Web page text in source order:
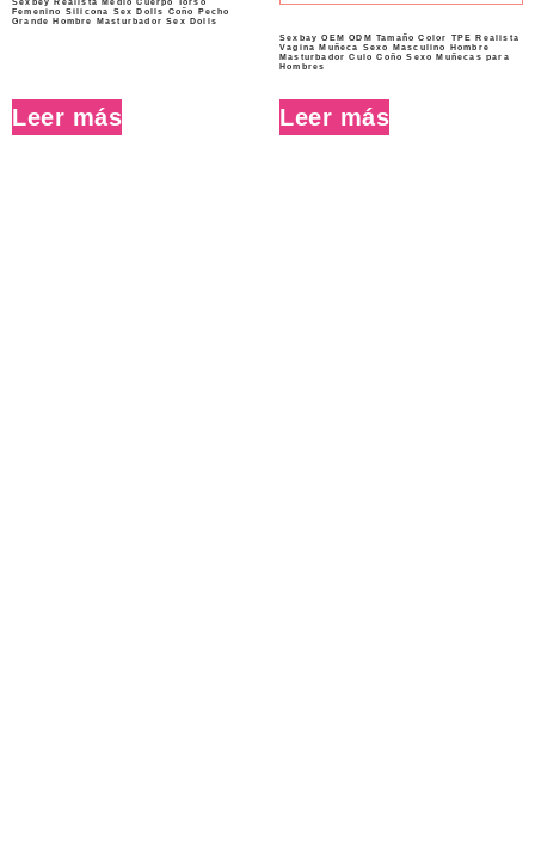
Femenino Silicona Sex Dolls Coño Pecho
Grande Hombre Masturbador Sex Dolls
Leer más
Sexbay OEM ODM Tamaño Color TPE Realista
Vagina Muñeca Sexo Masculino Hombre
Masturbador Culo Coño Sexo Muñecas para
Hombres
Leer más